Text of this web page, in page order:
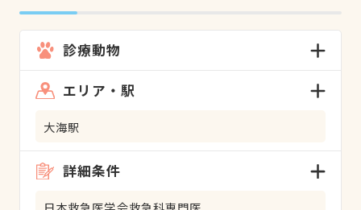
診療動物
エリア・駅
大海駅
詳細条件